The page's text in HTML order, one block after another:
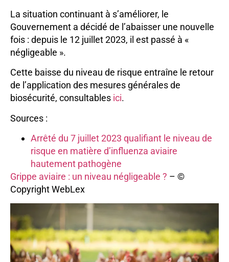
La situation continuant à s’améliorer, le
Gouvernement a décidé de l’abaisser une nouvelle
fois : depuis le 12 juillet 2023, il est passé à «
négligeable ».
Cette baisse du niveau de risque entraîne le retour
de l’application des mesures générales de
biosécurité, consultables ici.
Sources :
Arrêté du 7 juillet 2023 qualifiant le niveau de
risque en matière d’influenza aviaire
hautement pathogène
Grippe aviaire : un niveau négligeable ? – ©
Copyright WebLex